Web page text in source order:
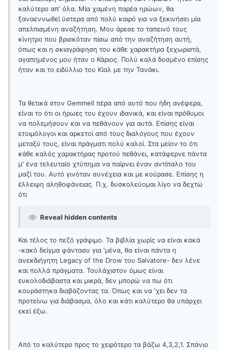
καλύτερο απ' όλα. Μία χαμένη παρέα ηρώων, θα
ξαναεννωθεί ύστερα από πολύ καιρό για να ξεκινήσει μία
απελπισμένη αναζήτηση. Μου άρεσε το ταπεινό τους
κίνητρο που βρισκόταν πίσω από την αναζήτηση αυτή,
όπως και η σκιαγράφηση του κάθε χαρακτήρα ξεχωριστά,
αγαπημένος μου ήταν ο Κάριος. Πολύ καλά δοσμένο επίσης
ήταν και το ειδύλλιο του Κίαλ με την Τανάκι.
Τα θετικά στον Gemmell πέρα από αυτό που ήδη ανέφερα,
είναι το ότι οι ήρωες του έχουν ιδανικά, και είναι πρόθυμοι
να πολεμήσουν και να πεθάνουν για αυτά. Επίσης είναι
ετοιμόλογοι και αρκετοί από τους διαλόγους που έχουν
μεταξύ τους, είναι πράγματι πολύ καλοί. Στα μείον το ότι
κάθε καλός χαρακτήρας προτού πεθάνει, κατάφερνε πάντα
μ' ένα τελευταίο χτύπημα να παίρνει έναν αντίπαλο του
μαζί του. Αυτό γινόταν συνέχεια και με κούρασε. Επίσης η
έλλειψη αληθοφάνειας. Π.χ. δυσκολεύομαι λίγο να δεχτώ
ότι
Reveal hidden contents
Και τέλος το πεζό γράψιμο. Τα βιβλία χωρίς να είναι κακά
-κακό δείγμα φάντασυ για 'μένα, θα είναι πάντα η
ανεκδιήγητη Legacy of the Drow του Salvatore- δεν λένε
και πολλά πράγματα. Τουλάχιστον όμως είναι
ευκολοδιάβαστα και μικρά, δεν μπορώ να πω ότι
κουράστηκα διαβάζοντας τα. Όπως και να 'χει δεν τα
προτείνω για διάβασμα, όλο και κάτι καλύτερο θα υπάρχει
εκεί έξω.
Από το καλύτερο προς το χειρότερο τα βάζω 4,3,2,1. Σπάνιο